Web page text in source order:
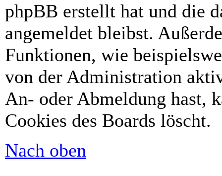
phpBB erstellt hat und die
angemeldet bleibst.
Funktionen, wie
von der Administration
An- oder Abmeldung hast,
Cookies des Boards löscht.
Nach oben